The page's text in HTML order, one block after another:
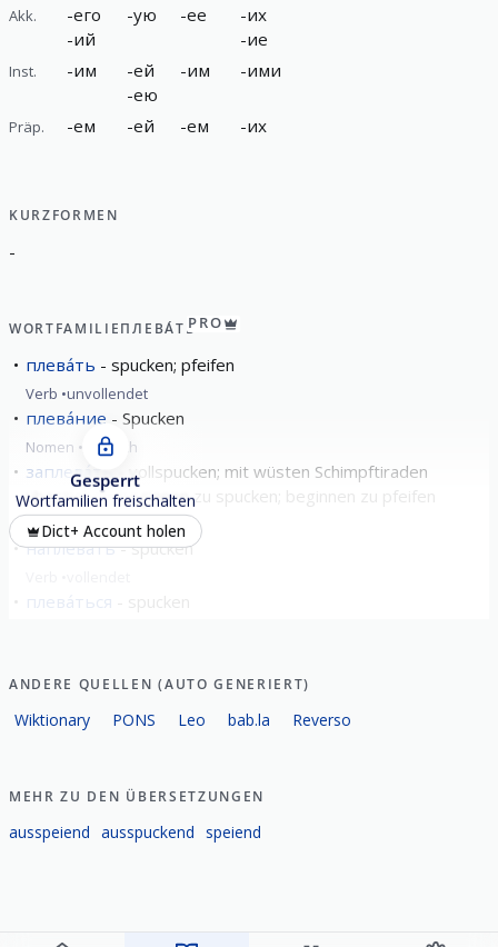
Akk. -его
-ий
-ую -ее -их
-ие
Inst. -им -ей
-ею
-им -ими
Präp. -ем -ей -ем -их
KURZFORMEN
-
WORTFAMILIEПЛЕВА́ТЬPRO
плева́ть spucken; pfeifen
Verb unvollendet
плева́ние Spucken
Nomen sächlich
заплева́ть
vollspucken; mit wüsten Schimpftiraden
überziehen; beginnen zu spucken; beginnen zu pfeifen
Verb vollendet
наплева́ть spucken
плева́ться
alle zeigen
Gesperrt
Wortfamilien freischalten
Dict+ Account holen
ANDERE QUELLEN (AUTO GENERIERT)
Wiktionary PONS Leo bab.la Reverso
MEHR ZU DEN ÜBERSETZUNGEN
ausspeiend ausspuckend speiend